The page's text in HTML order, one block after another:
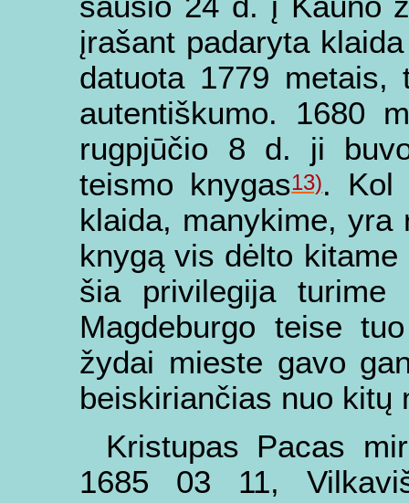
įrašant padaryta
datuota 1779
autentiškumo. 1680
rugpjūčio 8 d. ji
teismo knygas13). Kol
klaida, manykime,
knygą vis dėlto
šia privilegija turime
Magdeburgo teise
žydai mieste gavo
beiskiriančias nuo kitų
Kristupas Pacas
1685 03 11,